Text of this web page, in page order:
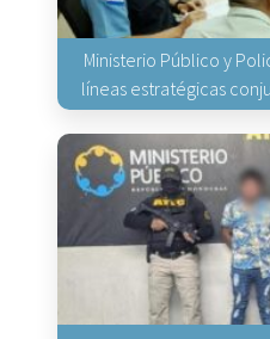
Ministerio Público y
líneas estratégicas